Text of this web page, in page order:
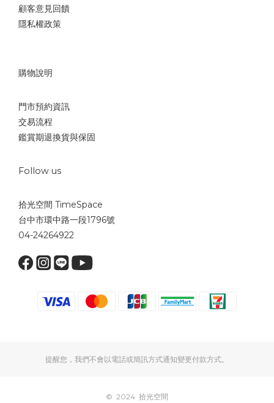
顧客意見回饋
隱私權政策
購物說明
門市預約資訊
交易流程
鑑賞期退換貨與保固
Follow us
拾光空間 TimeSpace
台中市環中路一段1796號
04-24264922
提醒您，我們不會以電話或簡訊方式通知變更付款方式。
© 2024 拾光空間